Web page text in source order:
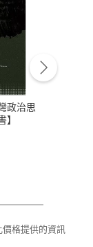
)
政治思
】
價格提供的資訊